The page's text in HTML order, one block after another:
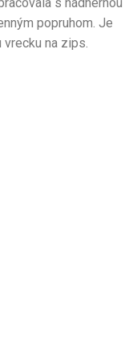
s nádhernou
popruhom. Je
na zips.